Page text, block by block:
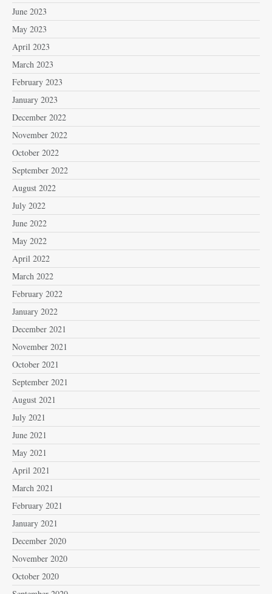
June 2023
May 2023
April 2023
March 2023
February 2023
January 2023
December 2022
November 2022
October 2022
September 2022
August 2022
July 2022
June 2022
May 2022
April 2022
March 2022
February 2022
January 2022
December 2021
November 2021
October 2021
September 2021
August 2021
July 2021
June 2021
May 2021
April 2021
March 2021
February 2021
January 2021
December 2020
November 2020
October 2020